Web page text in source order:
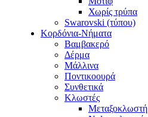
Χωρίς τρύπα
Swarovski (τύπου)
Κορδόνια-Νήματα
Βαμβακερό
Δέρμα
Μάλλινα
Ποντικοουρά
Συνθετικά
Κλωστές
Μεταξοκλωστή